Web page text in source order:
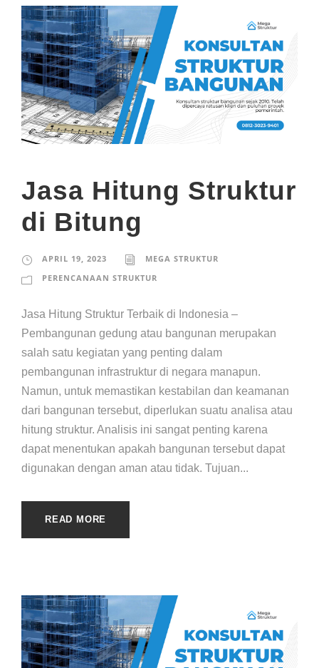
Jasa Hitung Struktur
di Bitung
APRIL 19, 2023
MEGA STRUKTUR
PERENCANAAN STRUKTUR
Jasa Hitung Struktur Terbaik di Indonesia –
Pembangunan gedung atau bangunan merupakan
salah satu kegiatan yang penting dalam
pembangunan infrastruktur di negara manapun.
Namun, untuk memastikan kestabilan dan keamanan
dari bangunan tersebut, diperlukan suatu analisa atau
hitung struktur. Analisis ini sangat penting karena
dapat menentukan apakah bangunan tersebut dapat
digunakan dengan aman atau tidak. Tujuan...
READ MORE